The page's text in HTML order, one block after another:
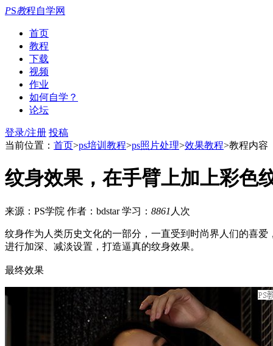
PS教程自学网
首页
教程
下载
视频
作业
如何自学？
论坛
登录/注册 投稿
当前位置： 首页>ps培训教程>ps照片处理>效果教程>教程内容
纹身效果，在手臂上加上彩色
来源：PS学院 作者：bdstar 学习： 8861 人次
纹身作为人类历史文化的一部分，一直受到时尚界人们的喜
进行加深、减淡设置，打造逼真的纹身效果。
最终效果